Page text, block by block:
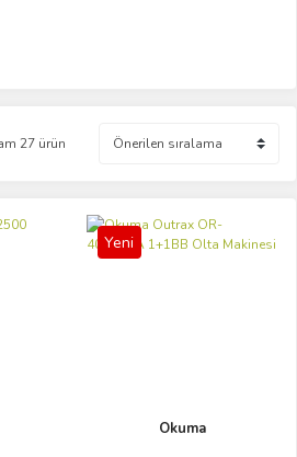
27 ürün
Yeni
Okuma